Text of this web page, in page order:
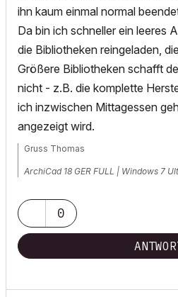
ihn kaum einmal normal
Da bin ich schneller ein leeres
die Bibliotheken reingeladen,
Größere Bibliotheken schafft
nicht - z.B. die komplette
ich inzwischen Mittagessen
angezeigt wird.
Gruss Thomas
ArchiCad 18 GER FULL | Windows 7
0